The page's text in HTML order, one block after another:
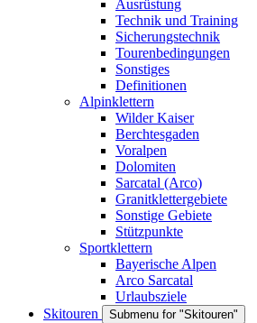
Ausrüstung
Technik und Training
Sicherungstechnik
Tourenbedingungen
Sonstiges
Definitionen
Alpinklettern
Wilder Kaiser
Berchtesgaden
Voralpen
Dolomiten
Sarcatal (Arco)
Granitklettergebiete
Sonstige Gebiete
Stützpunkte
Sportklettern
Bayerische Alpen
Arco Sarcatal
Urlaubsziele
Skitouren
Submenu for "Skitouren"